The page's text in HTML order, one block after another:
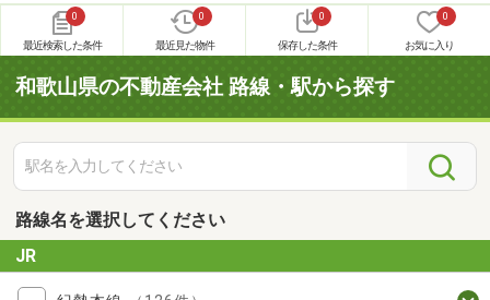
0
最近検索した条件
0
最近見た物件
0
保存した条件
0
お気に入り
和歌山県の不動産会社 路線・駅から探す
路線名を選択してください
JR